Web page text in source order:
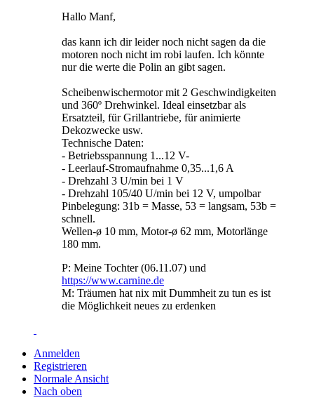
Hallo Manf,
das kann ich dir leider noch nicht sagen da die
motoren noch nicht im robi laufen. Ich könnte
nur die werte die Polin an gibt sagen.
Scheibenwischermotor mit 2 Geschwindigkeiten
und 360º Drehwinkel. Ideal einsetzbar als
Ersatzteil, für Grillantriebe, für animierte
Dekozwecke usw.
Technische Daten:
- Betriebsspannung 1...12 V-
- Leerlauf-Stromaufnahme 0,35...1,6 A
- Drehzahl 3 U/min bei 1 V
- Drehzahl 105/40 U/min bei 12 V, umpolbar
Pinbelegung: 31b = Masse, 53 = langsam, 53b =
schnell.
Wellen-ø 10 mm, Motor-ø 62 mm, Motorlänge
180 mm.
P: Meine Tochter (06.11.07) und
https://www.carnine.de
M: Träumen hat nix mit Dummheit zu tun es ist
die Möglichkeit neues zu erdenken
Anmelden
Registrieren
Normale Ansicht
Nach oben